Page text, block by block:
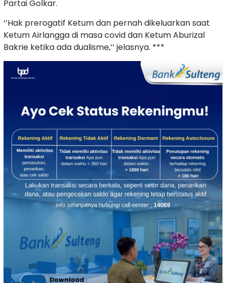
Partai Golkar.
‘’Hak prerogatif Ketum dan pernah dikeluarkan saat
Ketum Airlangga di masa covid dan Ketum Aburizal
Bakrie ketika ada dualisme,’’ jelasnya. ***